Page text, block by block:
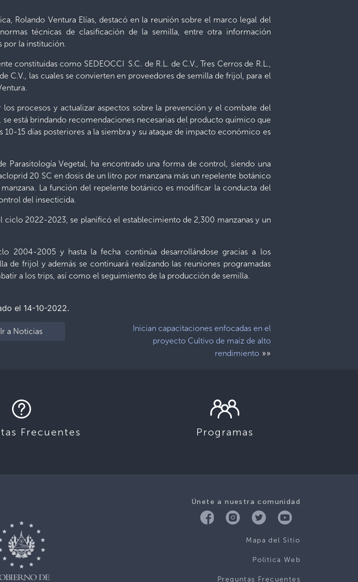
Rolando Ventura Elías, destacó en la reunión sobre el marco legal del
técnicas de clasificación de la semilla, entre otra información
por la institución.
constituidas como SEDEOCCI S.C. de R.L. de C.V., Tres Cerros de R.L.,
C.V., las cuales se convierten en proveedores de semilla de frijol, para el
procesos y actualizar aspectos sobre la prevención y el combate del
está brindando recomendaciones necesarias del producto químico que
15 días posteriores a la siembra y su ataque de impacto económico es
Parasitología Vegetal, ha encontrado una forma de control, siendo una
20 SC en dosis de un litro por manzana más un repelente botánico
La función del repelente botánico es modificar la conducta del
del insecticida.
2022-2023, se planificó el establecimiento de 2,300 manzanas y un
2004-2005 y hasta la fecha continúa desarrollándose gracias a los
de frijol y además se continuará realizando las reuniones programadas
a los trips, así como el seguimiento de la producción de semilla.
el 14-10-2022.
Ir a Noticias
Inician capacitaciones enfocadas en el
proyecto Cultivo de maíz de alto
rendimiento »»
Frecuentes Programas
Únete a nuestra comunidad
Mapa del Sitio
Politica Web
Preguntas Frecuentes